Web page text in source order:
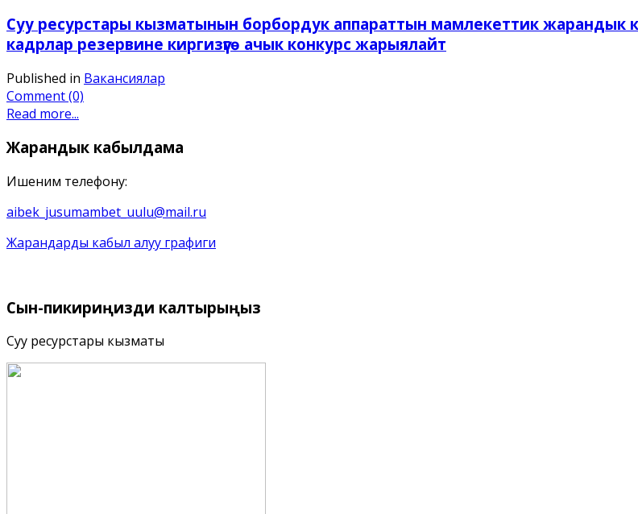
Суу ресурстары кызматынын борбордук аппараттын мамлекеттик
кадрлар резервине киргизүүгө ачык конкурс жарыялайт
Published in Вакансиялар
Comment (0)
Read more...
Жарандык кабылдама
Ишеним телефону:
aibek_jusumambet_uulu@mail.ru
Жарандарды кабыл алуу графиги
Сын-пикириңизди калтырыңыз
Суу ресурстары кызматы